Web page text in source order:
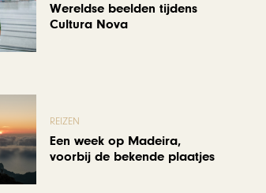
Wereldse beelden tijdens
Cultura Nova
REIZEN
Een week op Madeira,
voorbij de bekende plaatjes